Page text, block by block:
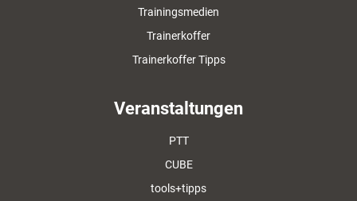
Trainingsmedien
Trainerkoffer
Trainerkoffer Tipps
Veranstaltungen
PTT
CUBE
tools+tipps